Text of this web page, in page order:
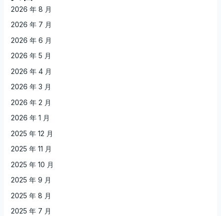
2026 年 8 月
2026 年 7 月
2026 年 6 月
2026 年 5 月
2026 年 4 月
2026 年 3 月
2026 年 2 月
2026 年 1 月
2025 年 12 月
2025 年 11 月
2025 年 10 月
2025 年 9 月
2025 年 8 月
2025 年 7 月